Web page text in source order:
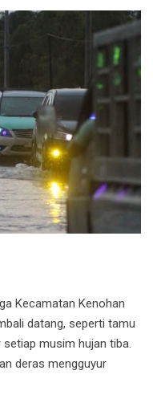
Kecamatan Kenohan
datang, seperti tamu
musim hujan tiba.
deras mengguyur